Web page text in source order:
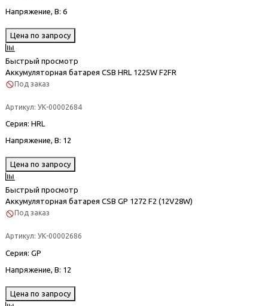
Напряжение, В: 6
Цена по запросу
Быстрый просмотр
Аккумуляторная батарея CSB HRL 1225W F2FR
Под заказ
Артикул: УК-00002684
Серия: HRL
Напряжение, В: 12
Цена по запросу
Быстрый просмотр
Аккумуляторная батарея CSB GP 1272 F2 (12V28W)
Под заказ
Артикул: УК-00002686
Серия: GP
Напряжение, В: 12
Цена по запросу